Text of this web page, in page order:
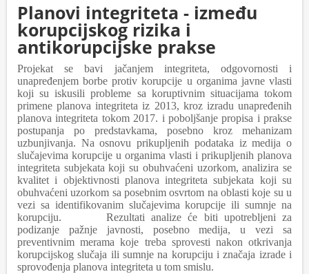
Planovi integriteta - između
korupcijskog rizika i
antikorupcijske prakse
Projekat se bavi jačanjem integriteta, odgovornosti i
unapređenjem borbe protiv korupcije u organima javne vlasti
koji su iskusili probleme sa koruptivnim situacijama tokom
primene planova integriteta iz 2013, kroz izradu unapređenih
planova integriteta tokom 2017. i poboljšanje propisa i prakse
postupanja po predstavkama, posebno kroz mehanizam
uzbunjivanja. Na osnovu prikupljenih podataka iz medija o
slučajevima korupcije u organima vlasti i prikupljenih planova
integriteta subjekata koji su obuhvaćeni uzorkom, analizira se
kvalitet i objektivnosti planova integriteta subjekata koji su
obuhvaćeni uzorkom sa posebnim osvrtom na oblasti koje su u
vezi sa identifikovanim slučajevima korupcije ili sumnje na
korupciju. Rezultati analize će biti upotrebljeni za
podizanje pažnje javnosti, posebno medija, u vezi sa
preventivnim merama koje treba sprovesti nakon otkrivanja
korupcijskog slučaja ili sumnje na korupciju i značaja izrade i
sprovođenja planova integriteta u tom smislu.